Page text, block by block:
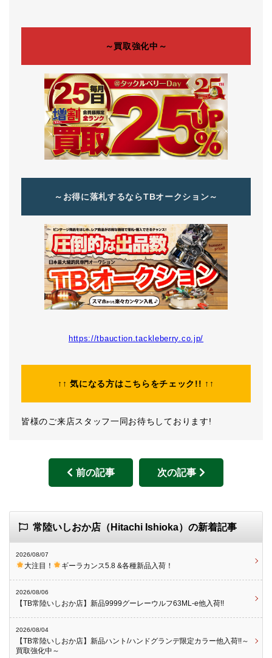
～買取強化中～
～お得に落札するならTBオークション～
https://tbauction.tackleberry.co.jp/
↑↑ 気になる方はこちらをチェック!! ↑↑
皆様のご来店スタッフ一同お待ちしております!
前の記事 次の記事
常陸いしおか店（Hitachi Ishioka）の新着記事
2026/08/07
大注目！ ギーラカンス5.8 &各種新品入荷！
2026/08/06
【TB常陸いしおか店】新品9999グーレーウルフ63ML-e他入荷!!
2026/08/04
【TB常陸いしおか店】新品ハント/ハンドグランデ限定カラー他入荷!!～
買取強化中～